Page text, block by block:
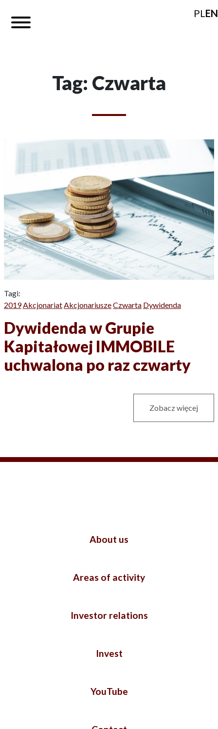
PLEN
Tag: Czwarta
Tagi:
2019 Akcjonariat AkcjonariuszeCzwarta Dywidenda
Dywidenda w Grupie
Kapitałowej IMMOBILE
uchwalona po raz czwarty
Zobacz więcej
About us
Areas of activity
Investor relations
Invest
YouTube